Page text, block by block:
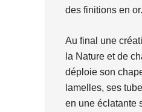
des finitions en or.
Au final une
la Nature et de
déploie son
lamelles, ses
en une éclatante